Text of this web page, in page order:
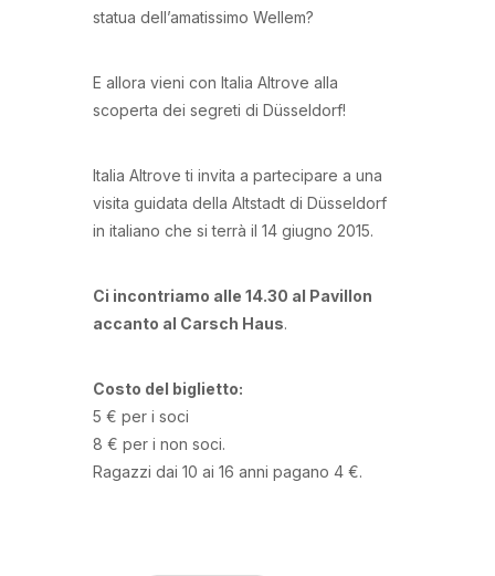
statua dell’amatissimo Wellem?
E allora vieni con Italia Altrove alla
scoperta dei segreti di Düsseldorf!
Italia Altrove ti invita a partecipare a una
visita guidata della Altstadt di Düsseldorf
in italiano che si terrà il 14 giugno 2015.
Ci incontriamo alle 14.30 al Pavillon
accanto al Carsch Haus.
Costo del biglietto:
5 € per i soci
8 € per i non soci.
Ragazzi dai 10 ai 16 anni pagano 4 €.